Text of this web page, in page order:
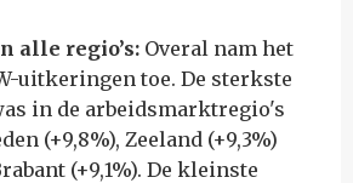
alle regio’s: Overal nam het
uitkeringen toe. De sterkste
in de arbeidsmarktregio's
(+9,8%), Zeeland (+9,3%)
(+9,1%). De kleinste